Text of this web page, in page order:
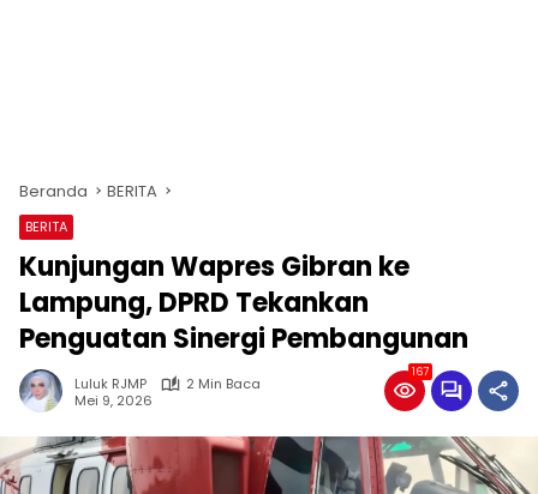
Beranda BERITA
BERITA
Kunjungan Wapres Gibran ke
Lampung, DPRD Tekankan
Penguatan Sinergi Pembangunan
Luluk RJMP
2 Min Baca
Mei 9, 2026
167